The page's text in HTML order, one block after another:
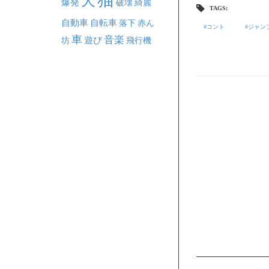
TAGS:
コント ジャン
爆発 破壊綺麗
自動車 自転車落下赤ん
坊車遊び音楽 飛行機